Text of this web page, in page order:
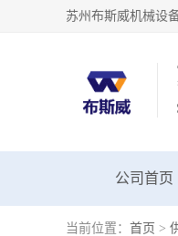
公司首页
当前位置： 首页 >